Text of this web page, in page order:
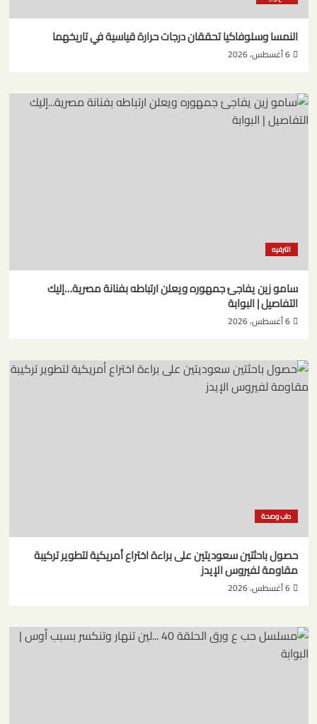
النمسا وسلوفاكيا تحققان درجات حرارة قياسية في تاريخهما
6 أغسطس، 2026
الترفيه
سامو زين يفاجئ جمهوره ويعلن ارتباطه بفنانة مصرية…إليك
التفاصيل | البوابة
6 أغسطس، 2026
طب وصحة
حصول باحثتين سعوديتين على براءة اختراع أمريكية لتطوير تركيبة
مقاومة لفيروس الإيدز
6 أغسطس، 2026